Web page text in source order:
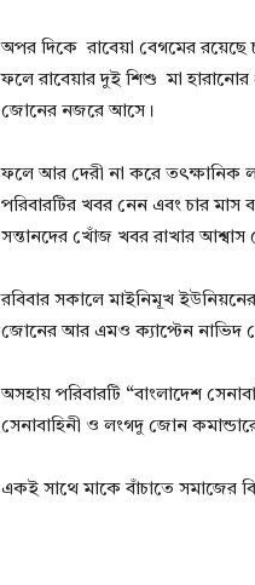
অপর দিকে রাবেয়া বেগমের রয়েছে
ফলে রাবেয়ার দুই শিশু মা হারানোর
জোনের নজরে আসে।
ফলে আর দেরী না করে তৎক্ষানিক
পরিবারটির খবর নেন এবং চার
সন্তানদের খোঁজ খবর রাখার আশ্বাস
রবিবার সকালে মাইনিমূখ
জোনের আর এমও ক্যাপ্টেন নাভিদ
অসহায় পরিবারটি “বাংলাদেশ
সেনাবাহিনী ও লংগদু জোন
একই সাথে মাকে বাঁচাতে সমাজের